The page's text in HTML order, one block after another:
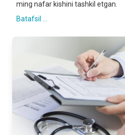
ming nafar kishini tashkil etgan.
Batafsil ...